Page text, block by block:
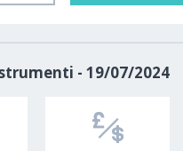
- 19/07/2024